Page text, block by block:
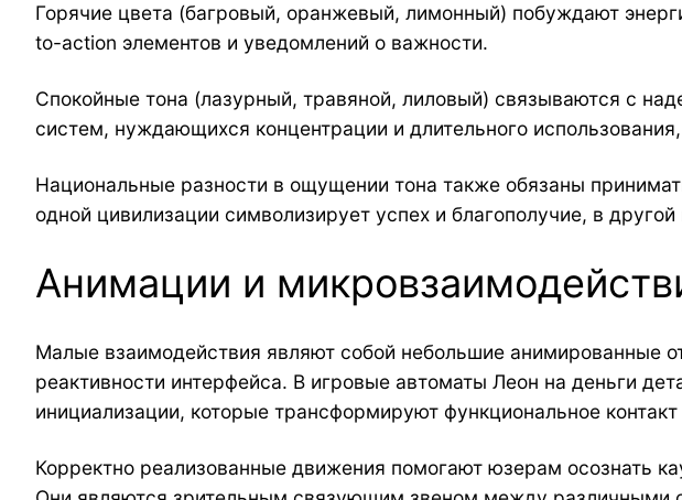
Горячие цвета (багровый, оранжевый, лимонный) побуждают
to-action элементов и уведомлений о важности.
Спокойные тона (лазурный, травяной, лиловый) связываются с
систем, нуждающихся концентрации и длительного
Национальные разности в ощущении тона также обязаны
одной цивилизации символизирует успех и благополучие, в
Анимации и
Малые взаимодействия являют собой небольшие анимированные
реактивности интерфейса. В игровые автоматы Леон на деньги
инициализации, которые трансформируют функциональное
Корректно реализованные движения помогают юзерам осознать